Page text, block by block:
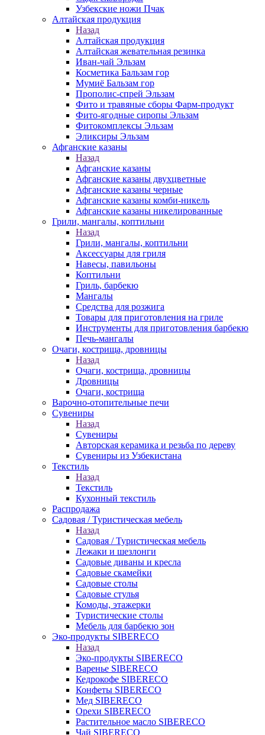
Узбекские ножи Пчак
Алтайская продукция
Назад
Алтайская продукция
Алтайская жевательная резинка
Иван-чай Эльзам
Косметика Бальзам гор
Мумиё Бальзам гор
Прополис-спрей Эльзам
Фито и травяные сборы Фарм-продукт
Фито-ягодные сиропы Эльзам
Фитокомплексы Эльзам
Эликсиры Эльзам
Афганские казаны
Назад
Афганские казаны
Афганские казаны двухцветные
Афганские казаны черные
Афганские казаны комби-никель
Афганские казаны никелированные
Грили, мангалы, коптильни
Назад
Грили, мангалы, коптильни
Аксессуары для гриля
Навесы, павильоны
Коптильни
Гриль, барбекю
Мангалы
Средства для розжига
Товары для приготовления на гриле
Инструменты для приготовления барбекю
Печь-мангалы
Очаги, кострища, дровницы
Назад
Очаги, кострища, дровницы
Дровницы
Очаги, кострища
Варочно-отопительные печи
Сувениры
Назад
Сувениры
Авторская керамика и резьба по дереву
Сувениры из Узбекистана
Текстиль
Назад
Текстиль
Кухонный текстиль
Распродажа
Садовая / Туристическая мебель
Назад
Садовая / Туристическая мебель
Лежаки и шезлонги
Садовые диваны и кресла
Садовые скамейки
Садовые столы
Садовые стулья
Комоды, этажерки
Туристические столы
Мебель для барбекю зон
Эко-продукты SIBERECO
Назад
Эко-продукты SIBERECO
Варенье SIBERECO
Кедрокофе SIBERECO
Конфеты SIBERECO
Мед SIBERECO
Орехи SIBERECO
Растительное масло SIBERECO
Чай SIBERECO